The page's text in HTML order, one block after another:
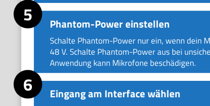
Phantom-Power einstellen
Schalte Phantom-Power nur ein, wenn dein
48 V. Schalte Phantom-Power aus bei
Anwendung kann Mikrofone beschädigen.
Eingang am Interface wählen